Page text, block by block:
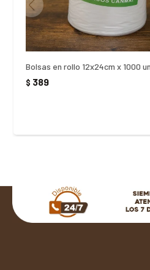
Bolsas en rollo 12x24cm x 1000
$ 389